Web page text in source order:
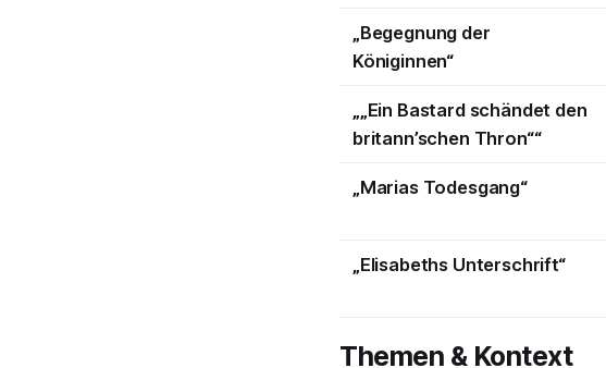
„Begegnung der
Königinnen“
„„Ein Bastard schändet den
britann’schen Thron““
„Marias Todesgang“
„Elisabeths Unterschrift“
Themen & Kontext